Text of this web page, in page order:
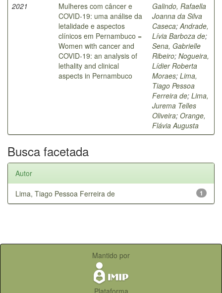
2021
Mulheres com câncer e
COVID-19: uma análise da
letalidade e aspectos
clínicos em Pernambuco =
Women with cancer and
COVID-19: an analysis of
lethality and clinical
aspects in Pernambuco
Galindo, Rafaella
Joanna da Silva
Caseca; Andrade,
Lívia Barboza de;
Sena, Gabrielle
Ribeiro; Nogueira,
Lídier Roberta
Moraes; Lima,
Tiago Pessoa
Ferreira de; Lima,
Jurema Telles
Oliveira; Orange,
Flávia Augusta
Busca facetada
Autor
1
Lima, Tiago Pessoa Ferreira de
Mantido por
Plataforma